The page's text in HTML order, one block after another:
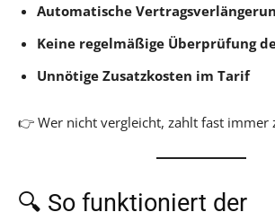
Automatische
Keine regelmäßige Überprüfung
Unnötige Zusatzkosten im Tarif
👉 Wer nicht vergleicht, zahlt fast immer
🔍 So funktioniert der